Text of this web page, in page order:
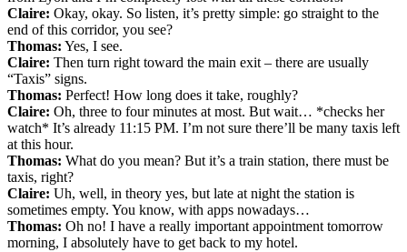
Claire: Okay, okay. So listen, it’s pretty simple: go straight to the
end of this corridor, you see?
Thomas: Yes, I see.
Claire: Then turn right toward the main exit – there are usually
“Taxis” signs.
Thomas: Perfect! How long does it take, roughly?
Claire: Oh, three to four minutes at most. But wait… *checks her
watch* It’s already 11:15 PM. I’m not sure there’ll be many taxis left
at this hour.
Thomas: What do you mean? But it’s a train station, there must be
taxis, right?
Claire: Uh, well, in theory yes, but late at night the station is
sometimes empty. You know, with apps nowadays…
Thomas: Oh no! I have a really important appointment tomorrow
morning, I absolutely have to get back to my hotel.